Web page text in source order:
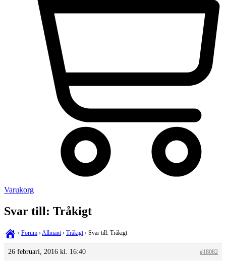
Varukorg
Svar till: Tråkigt
› Forum ›Allmänt › Tråkigt › Svar till: Tråkigt
26 februari, 2016 kl. 16:40
#18082